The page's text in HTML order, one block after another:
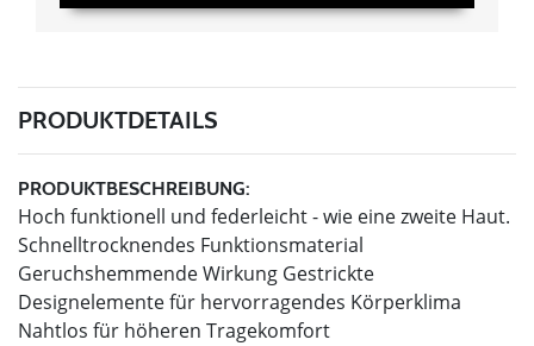
PRODUKTDETAILS
PRODUKTBESCHREIBUNG:
Hoch funktionell und federleicht - wie eine zweite Haut.
Schnelltrocknendes Funktionsmaterial
Geruchshemmende Wirkung Gestrickte
Designelemente für hervorragendes Körperklima
Nahtlos für höheren Tragekomfort